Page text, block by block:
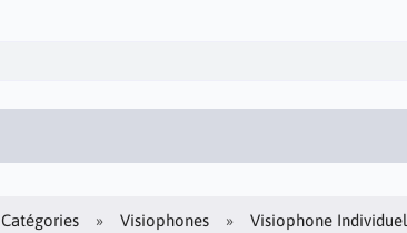
Catégories Visiophones Visiophone Individuel